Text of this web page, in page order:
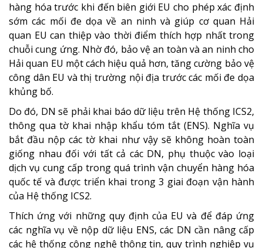
hàng hóa trước khi đến biên giới EU cho phép xác định
sớm các mối đe dọa về an ninh và giúp cơ quan Hải
quan EU can thiệp vào thời điểm thích hợp nhất trong
chuỗi cung ứng. Nhờ đó, bảo vệ an toàn và an ninh cho
Hải quan EU một cách hiệu quả hơn, tăng cường bảo vệ
công dân EU và thị trường nội địa trước các mối đe dọa
khủng bố.
Do đó, DN sẽ phải khai báo dữ liệu trên Hệ thống ICS2,
thông qua tờ khai nhập khẩu tóm tắt (ENS). Nghĩa vụ
bắt đầu nộp các tờ khai như vậy sẽ không hoàn toàn
giống nhau đối với tất cả các DN, phụ thuộc vào loại
dịch vụ cung cấp trong quá trình vận chuyển hàng hóa
quốc tế và được triển khai trong 3 giai đoạn vận hành
của Hệ thống ICS2.
Thích ứng với những quy định của EU và để đáp ứng
các nghĩa vụ về nộp dữ liệu ENS, các DN cần nâng cấp
các hệ thống công nghệ thông tin, quy trình nghiệp vụ